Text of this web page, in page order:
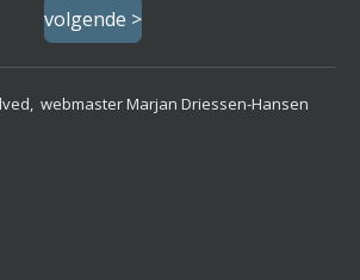
volgende >
webmaster Marjan Driessen-Hansen